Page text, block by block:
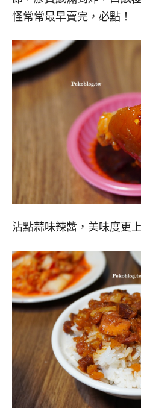
怪常常最早賣完，必點！
沾點蒜味辣醬，美味度更